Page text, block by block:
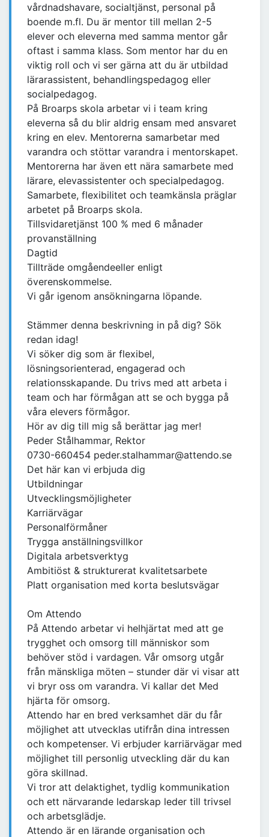
vårdnadshavare, socialtjänst, personal på
boende m.fl. Du är mentor till mellan 2-5
elever och eleverna med samma mentor går
oftast i samma klass. Som mentor har du en
viktig roll och vi ser gärna att du är utbildad
lärarassistent, behandlingspedagog eller
socialpedagog.
På Broarps skola arbetar vi i team kring
eleverna så du blir aldrig ensam med ansvaret
kring en elev. Mentorerna samarbetar med
varandra och stöttar varandra i mentorskapet.
Mentorerna har även ett nära samarbete med
lärare, elevassistenter och specialpedagog.
Samarbete, flexibilitet och teamkänsla präglar
arbetet på Broarps skola.
Tillsvidaretjänst 100 % med 6 månader
provanställning
Dagtid
Tillträde omgåendeeller enligt
överenskommelse.
Vi går igenom ansökningarna löpande.
Stämmer denna beskrivning in på dig? Sök
redan idag!
Vi söker dig som är flexibel,
lösningsorienterad, engagerad och
relationsskapande. Du trivs med att arbeta i
team och har förmågan att se och bygga på
våra elevers förmågor.
Hör av dig till mig så berättar jag mer!
Peder Stålhammar, Rektor
0730-660454 peder.stalhammar@attendo.se
Det här kan vi erbjuda dig
Utbildningar
Utvecklingsmöjligheter
Karriärvägar
Personalförmåner
Trygga anställningsvillkor
Digitala arbetsverktyg
Ambitiöst & strukturerat kvalitetsarbete
Platt organisation med korta beslutsvägar
Om Attendo
På Attendo arbetar vi helhjärtat med att ge
trygghet och omsorg till människor som
behöver stöd i vardagen. Vår omsorg utgår
från mänskliga möten – stunder där vi visar att
vi bryr oss om varandra. Vi kallar det Med
hjärta för omsorg.
Attendo har en bred verksamhet där du får
möjlighet att utvecklas utifrån dina intressen
och kompetenser. Vi erbjuder karriärvägar med
möjlighet till personlig utveckling där du kan
göra skillnad.
Vi tror att delaktighet, tydlig kommunikation
och ett närvarande ledarskap leder till trivsel
och arbetsglädje.
Attendo är en lärande organisation och